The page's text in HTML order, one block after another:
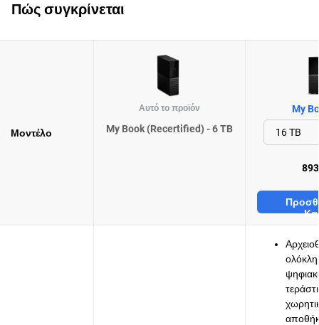
Πώς συγκρίνεται
Μοντέλο
Αυτό το προϊόν
My Book (Recertified) - 6 TB
My